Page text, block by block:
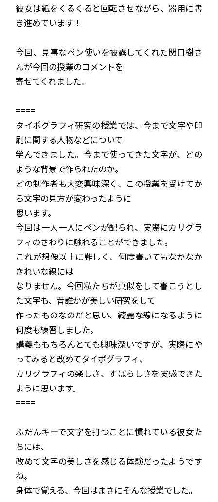
彼女は紙をくるくると回転させながら、器用に書
き進めています！
今回、見事なペン使いを披露してくれた関口樹さ
んが今回の授業のコメントを
寄せてくれました。
====
タイポグラフィ研究の授業では、今まで文字や印
刷に関する人物などについて
学んできました。今まで使ってきた文字が、どの
ような背景で作られたのか。
どの制作者も大変興味深く、この授業を受けてか
ら文字の見方が変わったように
思います。
今回は一人一人にペンが配られ、実際にカリグラ
フィのさわりに触れることができました。
これが想像以上に難しく、何度書いてもなかなか
きれいな線には
なりません。今回私たちが真似をして書こうとし
た文字も、昔誰かが美しい研究をして
作ったものなのだと思い、綺麗な線になるように
何度も練習しました。
講義ももちろんとても興味深いですが、実際にや
ってみると改めてタイポグラフィ、
カリグラフィの楽しさ、すばらしさを実感できた
ように思います。
====
ふだんキーで文字を打つことに慣れている彼女た
ちには、
改めて文字の美しさを感じる体験だったようです
ね。
身体で覚える、今回はまさにそんな授業でした。